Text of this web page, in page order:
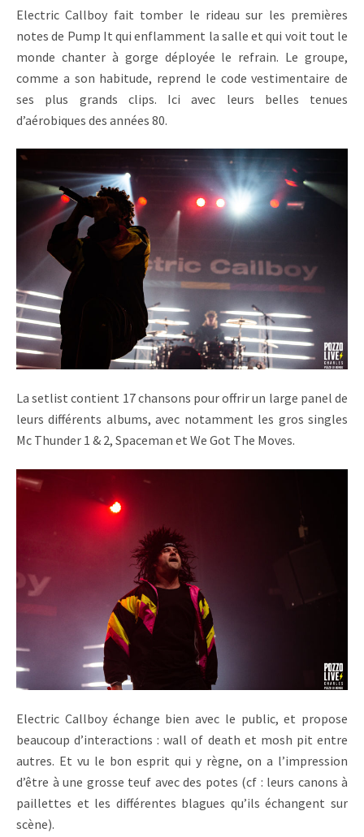
Electric Callboy fait tomber le rideau sur les premières
notes de Pump It qui enflamment la salle et qui voit tout le
monde chanter à gorge déployée le refrain. Le groupe,
comme a son habitude, reprend le code vestimentaire de
ses plus grands clips. Ici avec leurs belles tenues
d’aérobiques des années 80.
La setlist contient 17 chansons pour offrir un large panel de
leurs différents albums, avec notamment les gros singles
Mc Thunder 1 & 2, Spaceman et We Got The Moves.
Electric Callboy échange bien avec le public, et propose
beaucoup d’interactions : wall of death et mosh pit entre
autres. Et vu le bon esprit qui y règne, on a l’impression
d’être à une grosse teuf avec des potes (cf : leurs canons à
paillettes et les différentes blagues qu’ils échangent sur
scène).